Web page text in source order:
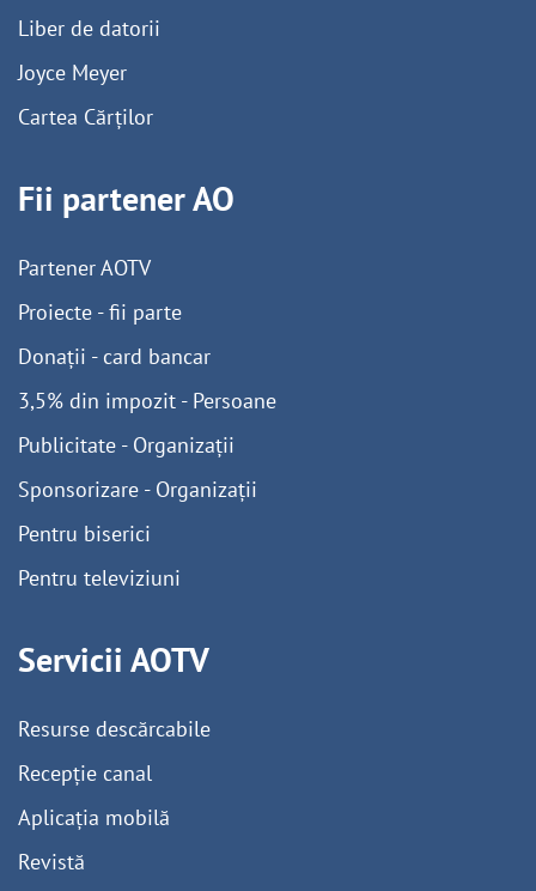
Liber de datorii
Joyce Meyer
Cartea Cărților
Fii partener AO
Partener AOTV
Proiecte - fii parte
Donații - card bancar
3,5% din impozit - Persoane
Publicitate - Organizații
Sponsorizare - Organizații
Pentru biserici
Pentru televiziuni
Servicii AOTV
Resurse descărcabile
Recepție canal
Aplicația mobilă
Revistă